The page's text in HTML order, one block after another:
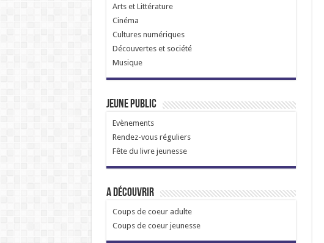
Arts et Littérature
Cinéma
Cultures numériques
Découvertes et société
Musique
Jeune public
Evènements
Rendez-vous réguliers
Fête du livre jeunesse
A découvrir
Coups de coeur adulte
Coups de coeur jeunesse